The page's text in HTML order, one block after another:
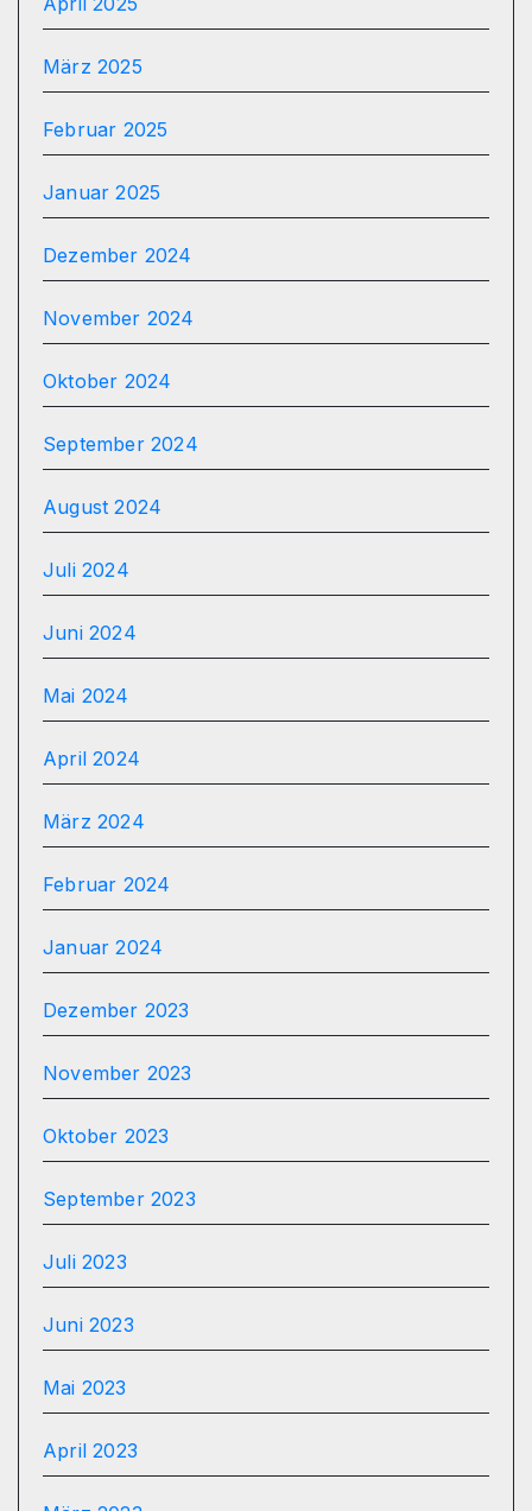
März 2025
Februar 2025
Januar 2025
Dezember 2024
November 2024
Oktober 2024
September 2024
August 2024
Juli 2024
Juni 2024
Mai 2024
April 2024
März 2024
Februar 2024
Januar 2024
Dezember 2023
November 2023
Oktober 2023
September 2023
Juli 2023
Juni 2023
Mai 2023
April 2023